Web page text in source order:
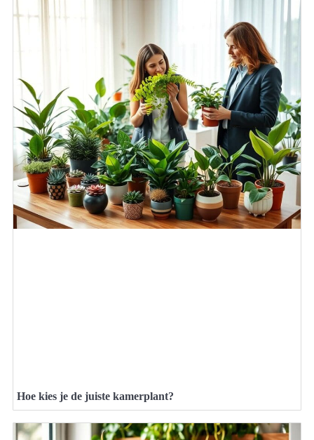
Hoe kies je de juiste kamerplant?